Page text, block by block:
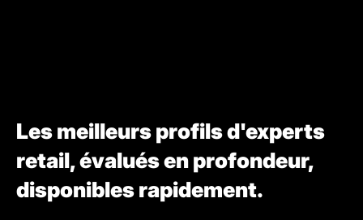
Les meilleurs profils d'experts
retail, évalués en profondeur,
disponibles rapidement.